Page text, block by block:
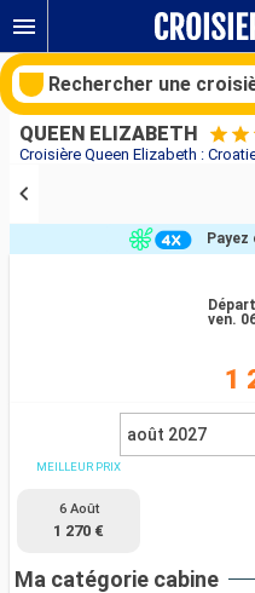
QUEEN ELIZABETH
ven.
1
Payez
août 2027
MEILLEUR PRIX
6 Août
1 270 €
Ma catégorie cabine
Rechercher une